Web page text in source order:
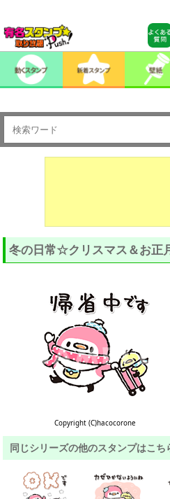
冬の日常☆クリスマス＆お正
Copyright (C)hacocorone
同じシリーズの他のスタンプはこち